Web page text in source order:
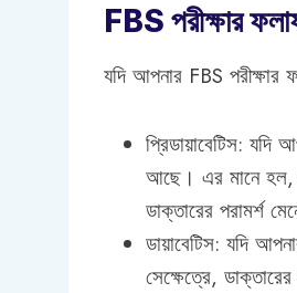
FBS পরীক্ষার
যদি আপনার FBS
প্রিডায়াবেটিস:
আছে। এর মানে হল,
ডাক্তারের পরামর্শ
ডায়াবেটিস: যদি
সেক্ষেত্রে,